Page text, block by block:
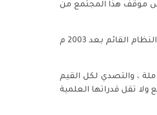
موقف هذا المجتمع من
ونعلم جيدا ويعلم الجميع ، مقدار الحيف والظلم والاضطهاد والقمع والمصادرة الذي عانت منه المرأة العراقية ، على يد النظام القائم بعد 2003 م
، والتصدي لكل القيم
ولا تقل قدراتها العلمية